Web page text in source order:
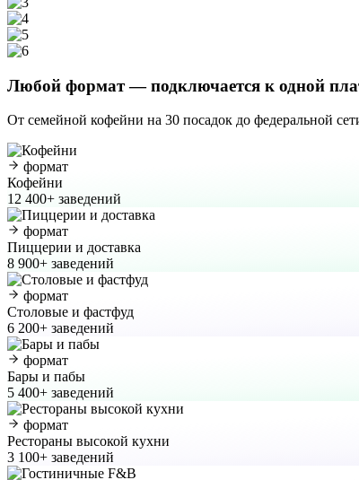
Любой формат— подключается к одной
От семейной кофейни на 30 посадок до федеральной
формат
Кофейни
12 400+ заведений
формат
Пиццерии и доставка
8 900+ заведений
формат
Столовые и фастфуд
6 200+ заведений
формат
Бары и пабы
5 400+ заведений
формат
Рестораны высокой кухни
3 100+ заведений